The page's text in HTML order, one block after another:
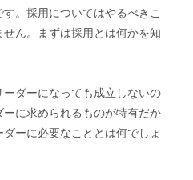
。採用についてはやるべきこ
ん。まずは採用とは何かを知
ダーになっても成立しないの
に求められるものが特有だか
ーに必要なこととは何でしょ